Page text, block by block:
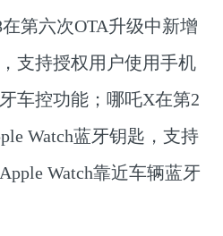
第六次OTA升级中新增
支持授权用户使用手机
车控功能；哪吒X在第2
Watch蓝牙钥匙，支持
Watch靠近车辆蓝牙